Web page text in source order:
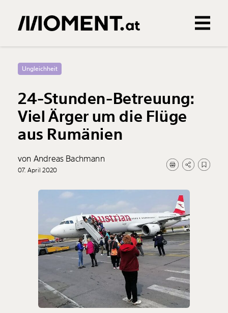
0Treffer
Ungleichheit
24-Stunden-Betreuung:
Viel Ärger um die Flüge
aus Rumänien
von Andreas Bachmann
07. April 2020